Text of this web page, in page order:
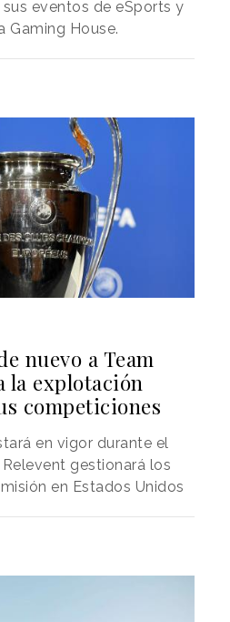
eventos de eSports y
Gaming House.
nuevo a Team
la explotación
competiciones
en vigor durante el
gestionará los
en Estados Unidos